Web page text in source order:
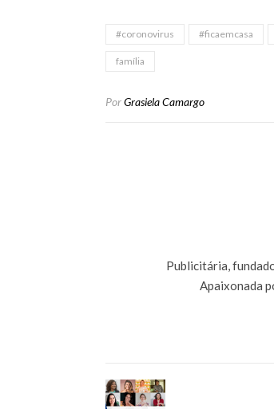
#coronovirus #ficaemcasa
família
PorGrasiela Camargo
Publicitária,
Apaixonada